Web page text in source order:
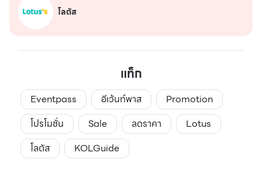
โลตัส
แท็ก
Eventpass อีเว้นท์พาส
Promotion
โปรโมชั่น
Sale ลดราคา
Lotus
โลตัส
KOLGuide